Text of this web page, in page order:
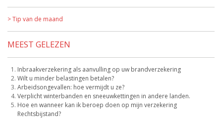
Tip van de maand
MEEST GELEZEN
Inbraakverzekering als aanvulling op uw brandverzekering
Wilt u minder belastingen betalen?
Arbeidsongevallen: hoe vermijdt u ze?
Verplicht winterbanden en sneeuwkettingen in andere landen.
Hoe en wanneer kan ik beroep doen op mijn verzekering
Rechtsbijstand?